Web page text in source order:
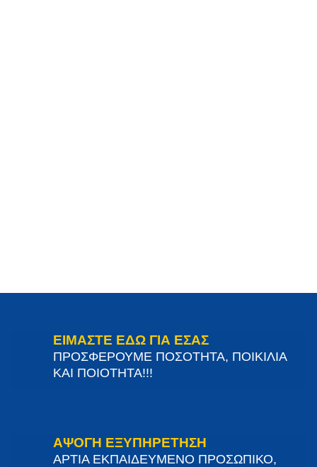
ΕΙΜΑΣΤΕ ΕΔΩ ΓΙΑ ΕΣΑΣ
ΠΡΟΣΦΕΡΟΥΜΕ ΠΟΣΟΤΗΤΑ, ΠΟΙΚΙΛΙΑ
ΚΑΙ ΠΟΙΟΤΗΤΑ!!!
ΑΨΟΓΗ ΕΞΥΠΗΡΕΤΗΣΗ
ΑΡΤΙΑ ΕΚΠΑΙΔΕΥΜΕΝΟ ΠΡΟΣΩΠΙΚΟ,